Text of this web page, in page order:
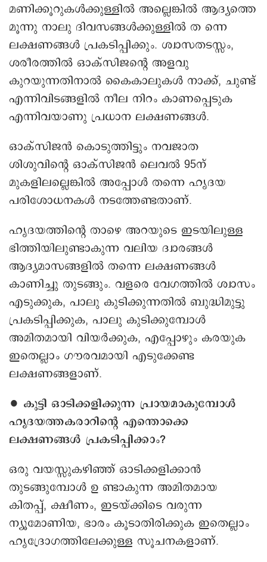
മണിക്കൂറുകൾക്കുള്ളിൽ അല്ലെങ്കില്‍ ആദ്യത്തെ
മൂന്നു നാലു ദിവസങ്ങൾക്കുള്ളിൽ ത ന്നെ
ലക്ഷണങ്ങൾ പ്രകടിപ്പിക്കും. ശ്വാസതടസ്സം,
ശരീരത്തിൽ ഒാക്സിജന്റെ അളവു
കുറയുന്നതിനാൽ കൈകാലുകൾ നാക്ക്, ചുണ്ട്
എന്നിവിടങ്ങളിൽ നീല നിറം കാണപ്പെടുക
എന്നിവയാണു പ്രധാന ലക്ഷണങ്ങൾ.
ഒാക്സിജൻ കൊടുത്തിട്ടും നവജാത
ശിശുവിന്റെ ഒാക്സിജൻ ലെവൽ 95ന്
മുകളിലല്ലെങ്കിൽ അപ്പോൾ തന്നെ ഹൃദയ
പരിശോധനകൾ നടത്തേണ്ടതാണ്.
ഹൃദയത്തിന്റെ താഴെ അറയുടെ ഇടയിലുള്ള
ഭിത്തിയിലുണ്ടാകുന്ന വലിയ ദ്വാരങ്ങൾ
ആദ്യമാസങ്ങളിൽ തന്നെ ലക്ഷണങ്ങൾ
കാണിച്ചു തുടങ്ങും. വളരെ വേഗത്തിൽ ശ്വാസം
എടുക്കുക, പാലു കുടിക്കുന്നതിൽ ബുദ്ധിമുട്ടു
പ്രകടിപ്പിക്കുക, പാലു കുടിക്കുമ്പോൾ
അമിതമായി വിയർക്കുക, എപ്പോഴും കരയുക
ഇതെല്ലാം ഗൗരവമായി എടുക്കേണ്ട
ലക്ഷണങ്ങളാണ്.
∙ കുട്ടി ഒാടിക്കളിക്കുന്ന പ്രായമാകുമ്പോൾ
ഹൃദയത്തകരാറിന്റെ എന്തൊക്കെ
ലക്ഷണങ്ങൾ പ്രകടിപ്പിക്കാം?
ഒരു വയസ്സുകഴിഞ്ഞ് ഒാടിക്കളിക്കാൻ
തുടങ്ങുമ്പോൾ ഉ ണ്ടാകുന്ന അമിതമായ
കിതപ്പ്, ക്ഷീണം, ഇടയ്ക്കിടെ വരുന്ന
ന്യൂമോണിയ, ഭാരം കൂടാതിരിക്കുക ഇതെല്ലാം
ഹൃദ്രോഗത്തിലേക്കുള്ള സൂചനകളാണ്.